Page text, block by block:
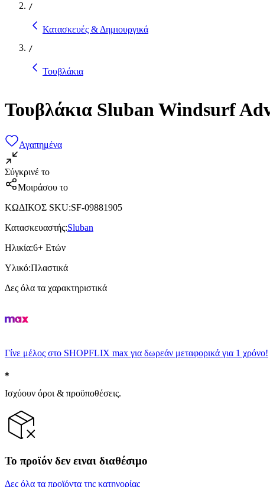
/
Κατασκευές & Δημιουργικά
/
Τουβλάκια
Τουβλάκια Sluban Windsurf
Αγαπημένα
Σύγκρινέ το
Μοιράσου το
ΚΩΔΙΚΟΣ SKU:SF-09881905
Κατασκευαστής:Sluban
Ηλικία:6+ Ετών
Υλικό:Πλαστικά
Δες όλα τα χαρακτηριστικά
Γίνε μέλος στο SHOPFLIX max για δωρεάν μεταφορικά για 1 χρόνο!
Ισχύουν όροι & προϋποθέσεις.
Το προϊόν δεν ειναι διαθέσιμο
Δες όλα τα προϊόντα της κατηγορίας